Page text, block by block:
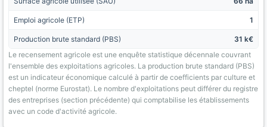
Emploi agricole (ETP) 1
Production brute standard (PBS)
31 k€
Le recensement agricole est une enquête statistique décennale couvrant
l'ensemble des exploitations agricoles. La production brute standard (PBS)
est un indicateur économique calculé à partir de coefficients par culture et
cheptel (norme Eurostat). Le nombre d'exploitations peut différer du registre
des entreprises (section précédente) qui comptabilise les établissements
avec un code d'activité agricole.